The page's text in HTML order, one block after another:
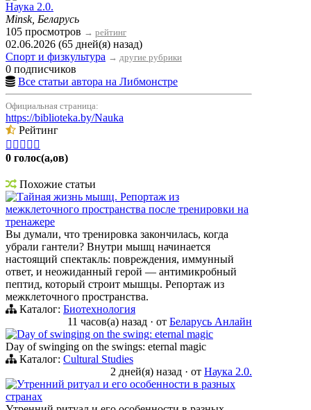
Наука 2.0.
Minsk, Беларусь
105 просмотров → рейтинг
02.06.2026 (65 дней(я) назад)
Спорт и физкультура → другие рубрики
0 подписчиков
Все статьи автора на Либмонстре
Официальная страница:
https://biblioteka.by/Nauka
Рейтинг
    
0 голос(а,ов)
Похожие статьи
Тайная жизнь мышц. Репортаж из
межклеточного пространства после тренировки на
тренажере
Вы думали, что тренировка закончилась, когда
убрали гантели? Внутри мышц начинается
настоящий спектакль: повреждения, иммунный
ответ, и неожиданный герой — антимикробный
пептид, который строит мышцы. Репортаж из
межклеточного пространства.
Каталог: Биотехнология
11 часов(а) назад · от Беларусь Анлайн
Day of swinging on the swing: eternal magic
Day of swinging on the swings: eternal magic
Каталог: Cultural Studies
2 дней(я) назад · от Наука 2.0.
Утренний ритуал и его особенности в разных
странах